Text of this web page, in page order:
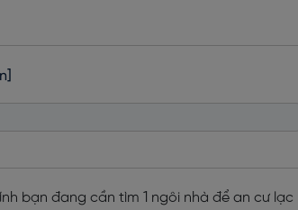
bạn đang cần tìm 1 ngôi nhà để an cư lạc